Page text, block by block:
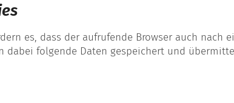
es, dass der aufrufende Browser auch nach
dabei folgende Daten gespeichert und